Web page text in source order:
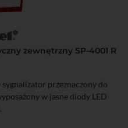
zewnętrzny SP-4001 R
przeznaczony do
w jasne diody LED